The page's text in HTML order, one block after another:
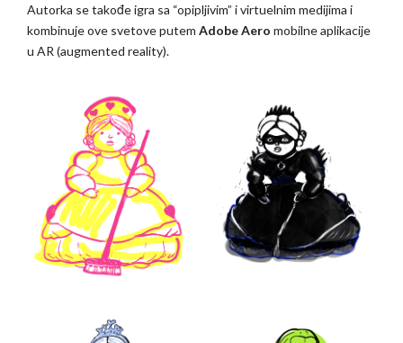
Autorka se takođe igra sa “opipljivim” i virtuelnim medijima i
kombinuje ove svetove putem Adobe Aero mobilne aplikacije
u AR (augmented reality).